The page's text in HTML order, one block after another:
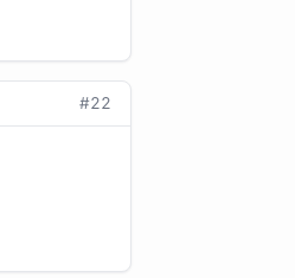
#22